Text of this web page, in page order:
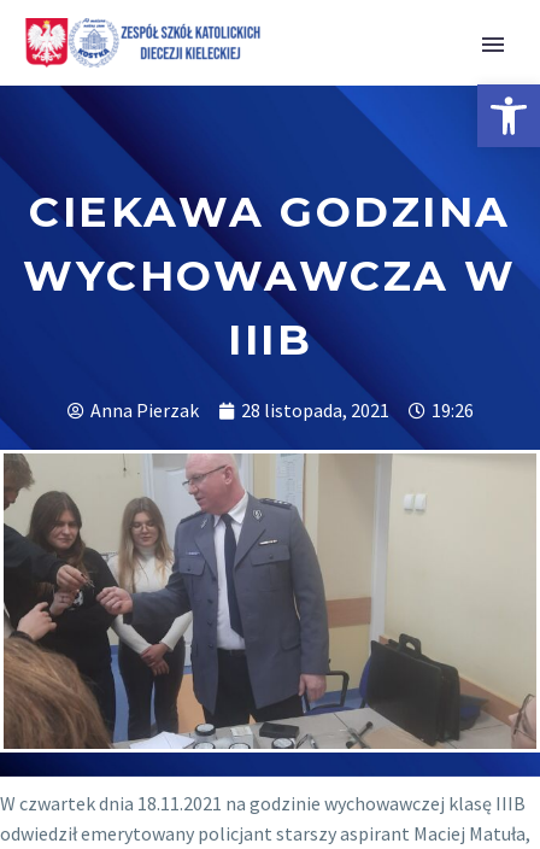
CIEKAWA GODZINA
WYCHOWAWCZA W
IIIB
Anna Pierzak 28 listopada, 2021 19:26
W czwartek dnia 18.11.2021 na godzinie wychowawczej klasę IIIB
odwiedził emerytowany policjant starszy aspirant Maciej Matuła,